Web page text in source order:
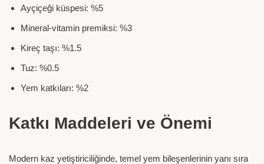
Ayçiçeği küspesi: %5
Mineral-vitamin premiksi: %3
Kireç taşı: %1.5
Tuz: %0.5
Yem katkıları: %2
Katkı Maddeleri ve Önemi
Modern kaz yetiştiriciliğinde, temel yem bileşenlerinin yanı sıra